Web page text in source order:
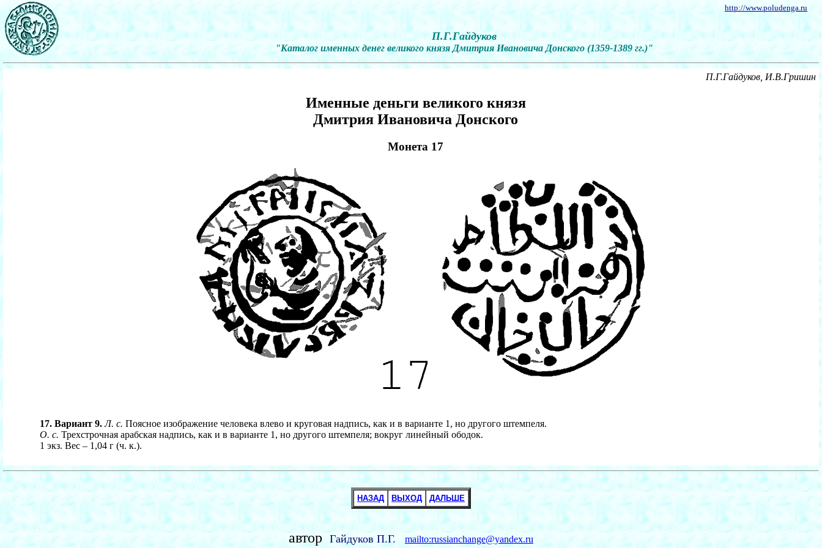
http://www.poludenga.ru
П.Г.Гайдуков
"Каталог именных денег великого князя Дмитрия Ивановича Донского (1359-1389 гг.)"
П.Г.Гайдуков, И.В.Гришин
Именные деньги великого князя
Дмитрия Ивановича Донского
Монета 17
17. Вариант 9. Л. с. Поясное изображение человека влево и круговая надпись, как и в варианте 1, но другого штемпеля.
О. с. Трехстрочная арабская надпись, как и в варианте 1, но другого штемпеля; вокруг линейный ободок.
1 экз. Вес – 1,04 г (ч. к.).
НАЗАД ВЫХОД ДАЛЬШЕ
автор Гайдуков П.Г. mailto:russianchange@yandex.ru